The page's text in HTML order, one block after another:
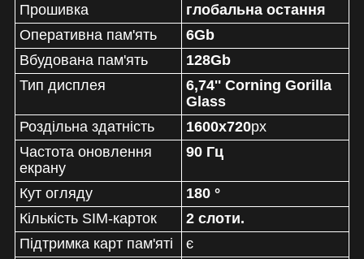
Прошивка
глобальна остання
Оперативна пам'ять
6Gb
Вбудована пам'ять
128Gb
Тип дисплея
6,74'' Corning Gorilla
Glass
Роздільна здатність
1600x720px
Частота оновлення
екрану
90 Гц
Кут огляду
180 °
Кількість SIM-карток
2 слоти.
Підтримка карт пам'яті
є